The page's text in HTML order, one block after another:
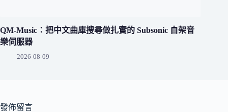
QM-Music：把中文曲庫搜尋做扎實的 Subsonic 自架音
樂伺服器
2026-08-09
發佈留言